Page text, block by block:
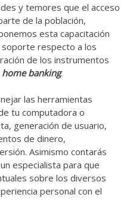
y temores que el acceso
de la población,
esta capacitación
soporte respecto a los
de los instrumentos
home banking.
las herramientas
tu computadora o
generación de usuario,
de dinero,
Asimismo contarás
especialista para que
sobre los diversos
personal con el